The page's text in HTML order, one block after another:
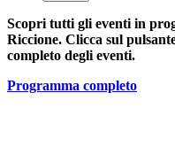
Scopri tutti gli eventi in
Riccione. Clicca sul
completo degli eventi.
Programma completo